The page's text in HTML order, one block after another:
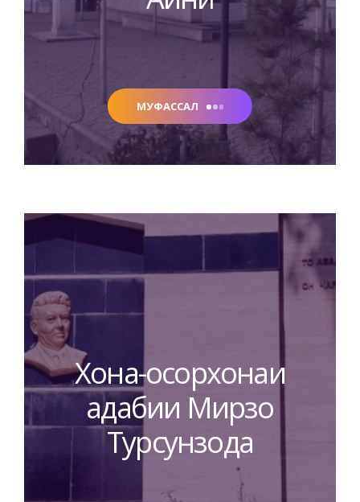
МУФАССАЛ
Хона-осорхонаи
адабии Мирзо
Турсунзода